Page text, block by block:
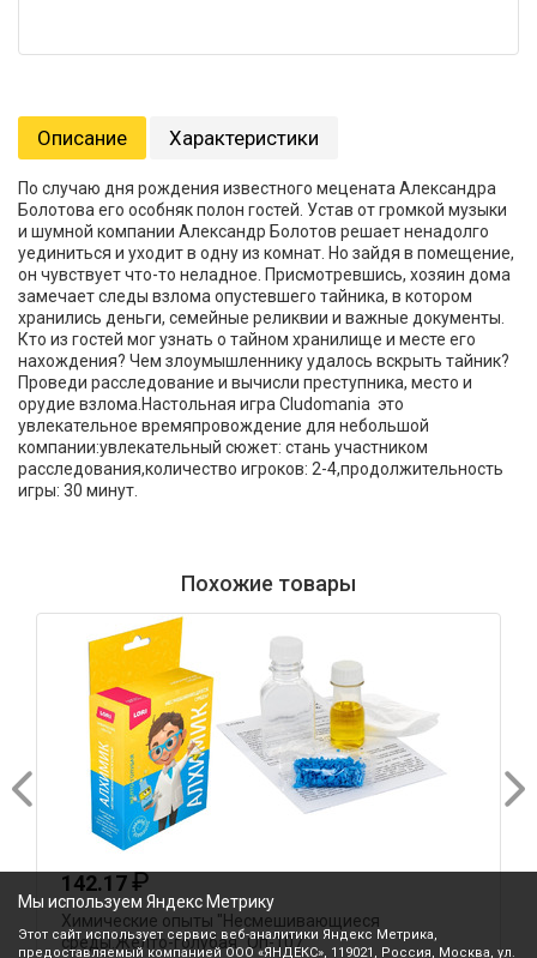
Описание Характеристики
По случаю дня рождения известного мецената Александра
Болотова его особняк полон гостей. Устав от громкой музыки
и шумной компании Александр Болотов решает ненадолго
уединиться и уходит в одну из комнат. Но зайдя в помещение,
он чувствует что-то неладное. Присмотревшись, хозяин дома
замечает следы взлома опустевшего тайника, в котором
хранились деньги, семейные реликвии и важные документы.
Кто из гостей мог узнать о тайном хранилище и месте его
нахождения? Чем злоумышленнику удалось вскрыть тайник?
Проведи расследование и вычисли преступника, место и
орудие взлома.Настольная игра Cludomania это
увлекательное времяпровождение для небольшой
компании:увлекательный сюжет: стань участником
расследования,количество игроков: 2-4,продолжительность
игры: 30 минут.
Похожие товары
142.17₽
Химические опыты "Несмешивающиеся
среды.Желто-голубая" Оп-107
Мы используем Яндекс Метрику
Этот сайт использует сервис веб-аналитики Яндекс Метрика,
предоставляемый компанией ООО «ЯНДЕКС», 119021, Россия, Москва, ул.